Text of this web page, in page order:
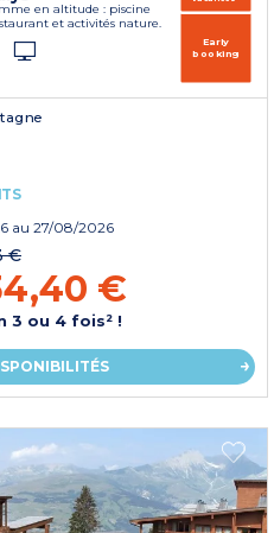
en altitude : piscine
et activités nature.
Early
booking
au 27/08/2026
€
€
3 ou 4 fois² !